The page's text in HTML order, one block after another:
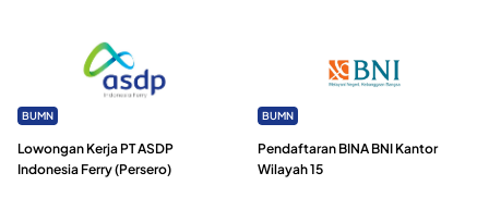
BUMN
Lowongan Kerja PT ASDP
Indonesia Ferry (Persero)
BUMN
Pendaftaran BINA BNI Kantor
Wilayah 15